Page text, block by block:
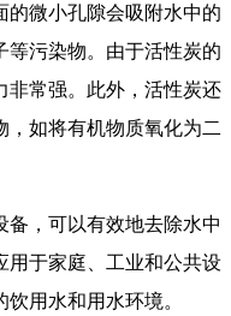
的微小孔隙会吸附水中的
等污染物。由于活性炭的
非常强。此外，活性炭还
，如将有机物质氧化为二
备，可以有效地去除水中
用于家庭、工业和公共设
用水和用水环境。